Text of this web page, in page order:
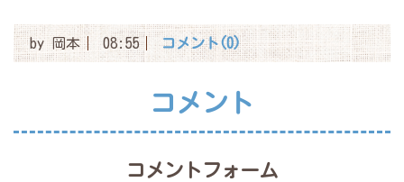
by岡本 08:55 コメント(0)
コメント
コメントフォーム